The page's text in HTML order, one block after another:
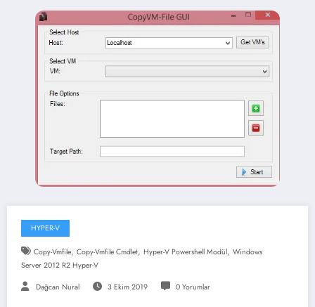
HYPER-V
Copy-Vmfile, Copy-Vmfile Cmdlet, Hyper-V Powershell Modül, Windows
Server 2012 R2 Hyper-V
Dağcan Nural 3 Ekim 2019 0 Yorumlar